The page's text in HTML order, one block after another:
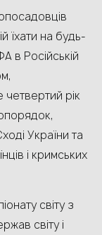
їхати на будь-
в Російській
рік
України та
і кримських
світу з
світу і